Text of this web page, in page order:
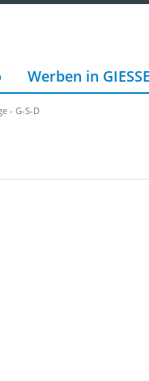
Werben in
- G-S-D